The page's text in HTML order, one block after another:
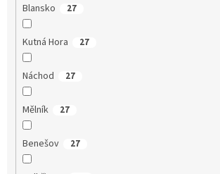
Blansko 27
Kutná Hora 27
Náchod 27
Mělník 27
Benešov 27